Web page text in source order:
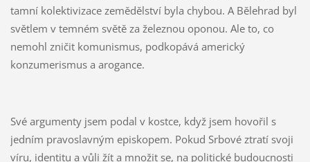
tamní kolektivizace zemědělství byla chybou. A Bělehrad byl
světlem v temném světě za železnou oponou. Ale to, co
nemohl zničit komunismus, podkopává americký
konzumerismus a arogance.
Své argumenty jsem podal v kostce, když jsem hovořil s
jedním pravoslavným episkopem. Pokud Srbové ztratí svoji
víru, identitu a vůli žít a množit se, na politické budoucnosti